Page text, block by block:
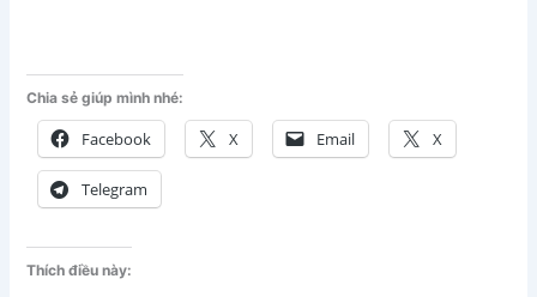
Chia sẻ giúp mình nhé:
Facebook X Email X
Telegram
Thích điều này: